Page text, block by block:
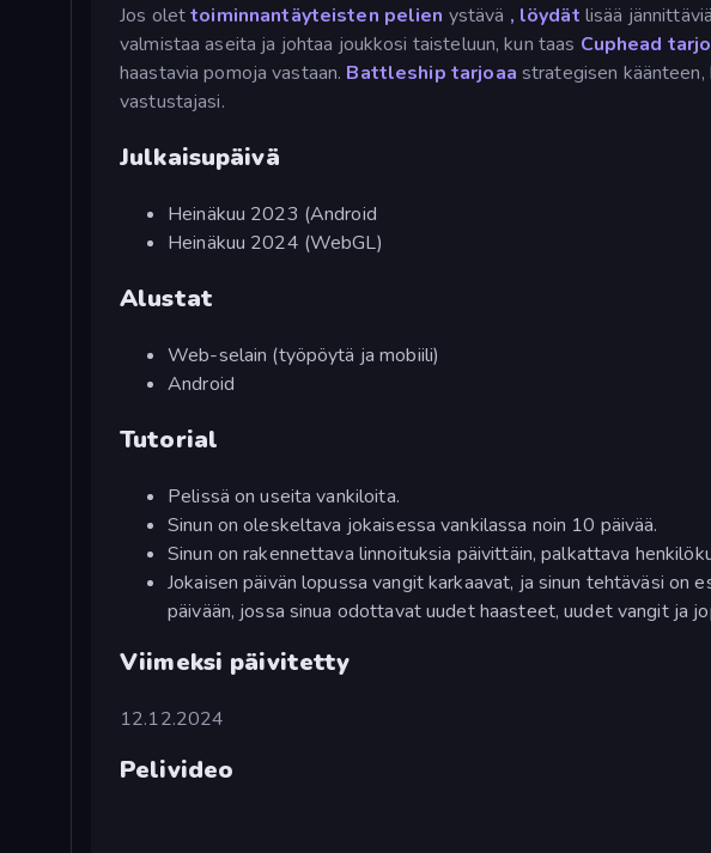
Jos olettoiminnantäyteisten pelien ystävä , löydät lisää
valmistaa aseita ja johtaa joukkosi taisteluun, kun taas Cuphead
haastavia pomoja vastaan. Battleship tarjoaa strategisen
vastustajasi.
Julkaisupäivä
Heinäkuu 2023 (Android
Heinäkuu 2024 (WebGL)
Alustat
Web-selain (työpöytä ja mobiili)
Android
Tutorial
Pelissä on useita vankiloita.
Sinun on oleskeltava jokaisessa vankilassa noin 10 päivää.
Sinun on rakennettava linnoituksia päivittäin, palkattava
Jokaisen päivän lopussa vangit karkaavat, ja sinun tehtäväsi on
päivään, jossa sinua odottavat uudet haasteet, uudet vangit ja
Viimeksi päivitetty
12.12.2024
Pelivideo